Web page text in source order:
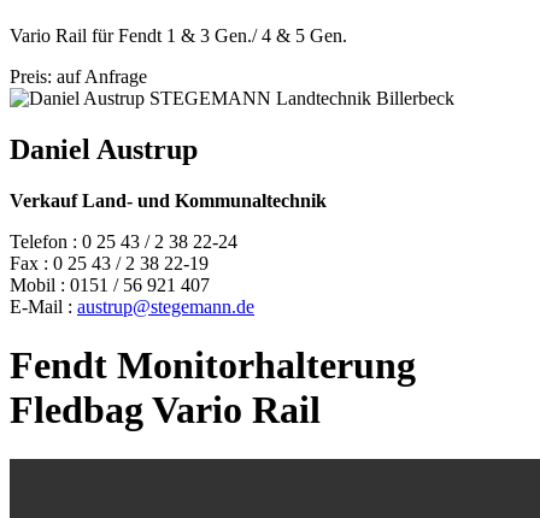
Vario Rail für Fendt 1 & 3 Gen./ 4 & 5 Gen.
Preis: auf Anfrage
Daniel Austrup
Verkauf Land- und Kommunaltechnik
Telefon : 0 25 43 / 2 38 22-24
Fax : 0 25 43 / 2 38 22-19
Mobil : 0151 / 56 921 407
E-Mail : austrup@stegemann.de
Fendt Monitorhalterung
Fledbag Vario Rail